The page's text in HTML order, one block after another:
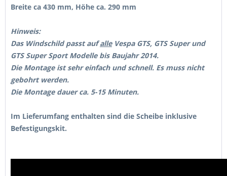
Breite ca 430 mm, Höhe ca. 290 mm
Hinweis:
Das Windschild passt aufalleVespa GTS, GTS Super und
GTS Super Sport Modelle bis Baujahr 2014.
Die Montage ist sehr einfach und schnell. Es muss nicht
gebohrt werden.
Die Montage dauer ca. 5-15 Minuten.
Im Lieferumfang enthalten sind die Scheibe inklusive
Befestigungskit.